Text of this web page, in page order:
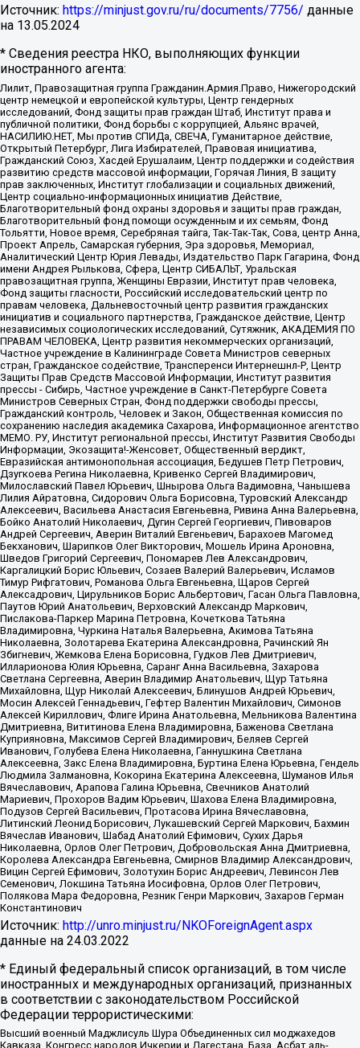
Источник: https://minjust.gov.ru/ru/documents/7756/ данные
на 13.05.2024
* Сведения реестра НКО, выполняющих функции
иностранного агента:
Лилит, Правозащитная группа Гражданин.Армия.Право, Нижегородский
центр немецкой и европейской культуры, Центр гендерных
исследований, Фонд защиты прав граждан Штаб, Институт права и
публичной политики, Фонд борьбы с коррупцией, Альянс врачей,
НАСИЛИЮ.НЕТ, Мы против СПИДа, СВЕЧА, Гуманитарное действие,
Открытый Петербург, Лига Избирателей, Правовая инициатива,
Гражданский Союз, Хасдей Ерушалаим, Центр поддержки и содействия
развитию средств массовой информации, Горячая Линия, В защиту
прав заключенных, Институт глобализации и социальных движений,
Центр социально-информационных инициатив Действие,
Благотворительный фонд охраны здоровья и защиты прав граждан,
Благотворительный фонд помощи осужденным и их семьям, Фонд
Тольятти, Новое время, Серебряная тайга, Так-Так-Так, Сова, центр Анна,
Проект Апрель, Самарская губерния, Эра здоровья, Мемориал,
Аналитический Центр Юрия Левады, Издательство Парк Гагарина, Фонд
имени Андрея Рылькова, Сфера, Центр СИБАЛЬТ, Уральская
правозащитная группа, Женщины Евразии, Институт прав человека,
Фонд защиты гласности, Российский исследовательский центр по
правам человека, Дальневосточный центр развития гражданских
инициатив и социального партнерства, Гражданское действие, Центр
независимых социологических исследований, Сутяжник, АКАДЕМИЯ ПО
ПРАВАМ ЧЕЛОВЕКА, Центр развития некоммерческих организаций,
Частное учреждение в Калининграде Совета Министров северных
стран, Гражданское содействие, Трансперенси Интернешнл-Р, Центр
Защиты Прав Средств Массовой Информации, Институт развития
прессы - Сибирь, Частное учреждение в Санкт-Петербурге Совета
Министров Северных Стран, Фонд поддержки свободы прессы,
Гражданский контроль, Человек и Закон, Общественная комиссия по
сохранению наследия академика Сахарова, Информационное агентство
МЕМО. РУ, Институт региональной прессы, Институт Развития Свободы
Информации, Экозащита!-Женсовет, Общественный вердикт,
Евразийская антимонопольная ассоциация, Бедушев Петр Петрович,
Дзугкоева Регина Николаевна, Кривенко Сергей Владимирович,
Милославский Павел Юрьевич, Шнырова Ольга Вадимовна, Чанышева
Лилия Айратовна, Сидорович Ольга Борисовна, Туровский Александр
Алексеевич, Васильева Анастасия Евгеньевна, Ривина Анна Валерьевна,
Бойко Анатолий Николаевич, Дугин Сергей Георгиевич, Пивоваров
Андрей Сергеевич, Аверин Виталий Евгеньевич, Барахоев Магомед
Бекханович, Шарипков Олег Викторович, Мошель Ирина Ароновна,
Шведов Григорий Сергеевич, Пономарев Лев Александрович,
Каргалицкий Борис Юльевич, Созаев Валерий Валерьевич, Исламов
Тимур Рифгатович, Романова Ольга Евгеньевна, Щаров Сергей
Алексадрович, Цирульников Борис Альбертович, Гасан Ольга Павловна,
Паутов Юрий Анатольевич, Верховский Александр Маркович,
Пислакова-Паркер Марина Петровна, Кочеткова Татьяна
Владимировна, Чуркина Наталья Валерьевна, Акимова Татьяна
Николаевна, Золотарева Екатерина Александровна, Рачинский Ян
Збигневич, Жемкова Елена Борисовна, Гудков Лев Дмитриевич,
Илларионова Юлия Юрьевна, Саранг Анна Васильевна, Захарова
Светлана Сергеевна, Аверин Владимир Анатольевич, Щур Татьяна
Михайловна, Щур Николай Алексеевич, Блинушов Андрей Юрьевич,
Мосин Алексей Геннадьевич, Гефтер Валентин Михайлович, Симонов
Алексей Кириллович, Флиге Ирина Анатольевна, Мельникова Валентина
Дмитриевна, Вититинова Елена Владимировна, Баженова Светлана
Куприяновна, Максимов Сергей Владимирович, Беляев Сергей
Иванович, Голубева Елена Николаевна, Ганнушкина Светлана
Алексеевна, Закс Елена Владимировна, Буртина Елена Юрьевна, Гендель
Людмила Залмановна, Кокорина Екатерина Алексеевна, Шуманов Илья
Вячеславович, Арапова Галина Юрьевна, Свечников Анатолий
Мариевич, Прохоров Вадим Юрьевич, Шахова Елена Владимировна,
Подузов Сергей Васильевич, Протасова Ирина Вячеславовна,
Литинский Леонид Борисович, Лукашевский Сергей Маркович, Бахмин
Вячеслав Иванович, Шабад Анатолий Ефимович, Сухих Дарья
Николаевна, Орлов Олег Петрович, Добровольская Анна Дмитриевна,
Королева Александра Евгеньевна, Смирнов Владимир Александрович,
Вицин Сергей Ефимович, Золотухин Борис Андреевич, Левинсон Лев
Семенович, Локшина Татьяна Иосифовна, Орлов Олег Петрович,
Полякова Мара Федоровна, Резник Генри Маркович, Захаров Герман
Константинович
Источник: http://unro.minjust.ru/NKOForeignAgent.aspx
данные на 24.03.2022
* Единый федеральный список организаций, в том числе
иностранных и международных организаций, признанных
в соответствии с законодательством Российской
Федерации террористическими:
Высший военный Маджлисуль Шура Объединенных сил моджахедов
Кавказа, Конгресс народов Ичкерии и Дагестана, База, Асбат аль-